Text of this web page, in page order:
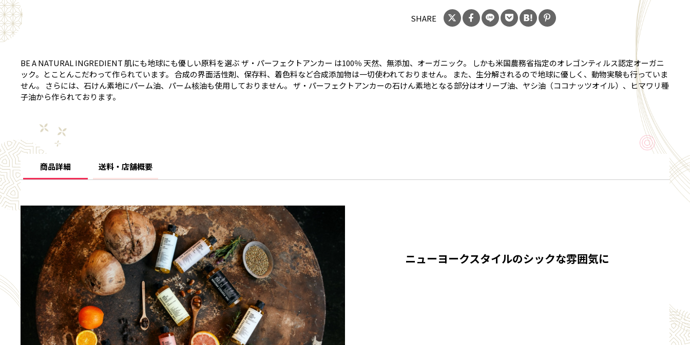
SHARE
BE A NATURAL INGREDIENT 肌にも地球にも優しい原料を選ぶ ザ・パーフェクトアンカー は100％ 天然、無添加、オーガニック。 しかも米国農務省指定のオレゴンティルス認定オーガニ
ック。とことんこだわって作られています。 合成の界面活性剤、保存料、着色料など合成添加物は一切使われておりません。 また、生分解されるので地球に優しく、動物実験も行っていま
せん。 さらには、石けん素地にパーム油、パーム核油も使用しておりません。 ザ・パーフェクトアンカーの石けん素地となる部分はオリーブ油、ヤシ油（ココナッツオイル）、ヒマワリ種
子油から作られております。
商品詳細 送料・店舗概要
ニューヨークスタイルのシックな雰囲気に